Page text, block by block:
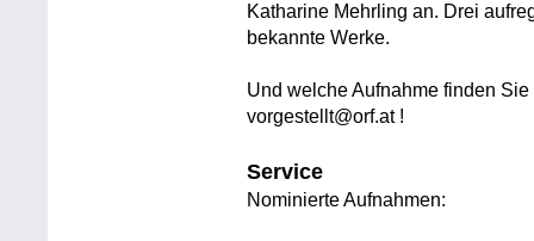
Katharine Mehrling an. Drei
bekannte Werke.
Und welche Aufnahme finden
vorgestellt@orf.at !
Service
Nominierte Aufnahmen: